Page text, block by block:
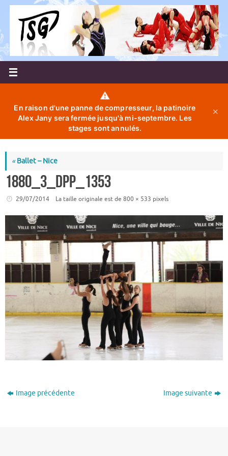
Passer
contenu
⚠️
En raison d'une panne de compresseur, la patinoire
Alex Jany sera fermée jusqu'à mi-septembre. Les
stages sont annulés.
✕
«Ballet – Nice
1880_3_dpp_1353
29/07/2014 La taille originale est de 800 × 533 pixels
Image précédente Image suivante